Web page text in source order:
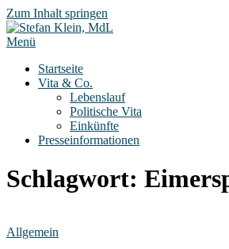
Zum Inhalt springen
Menü
Startseite
Vita & Co.
Lebenslauf
Politische Vita
Einkünfte
Presseinformationen
Schlagwort:
Allgemein